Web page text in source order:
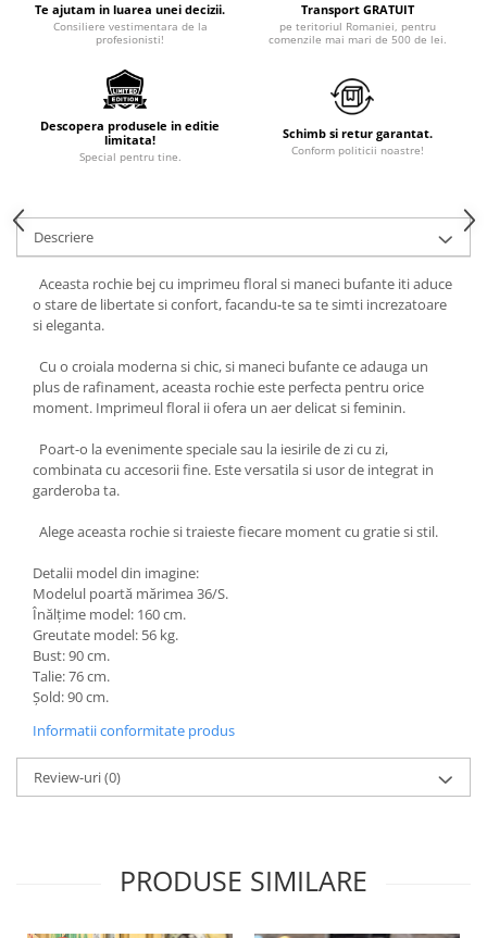
Te ajutam in luarea unei decizii.
Consiliere vestimentara de la
profesionisti!
Transport GRATUIT
pe teritoriul Romaniei, pentru
comenzile mai mari de 500 de lei.
Descopera produsele in editie
limitata!
Special pentru tine.
Schimb si retur garantat.
Conform politicii noastre!
Descriere
Aceasta rochie bej cu imprimeu floral si maneci bufante iti aduce
o stare de libertate si confort, facandu-te sa te simti increzatoare
si eleganta.
Cu o croiala moderna si chic, si maneci bufante ce adauga un
plus de rafinament, aceasta rochie este perfecta pentru orice
moment. Imprimeul floral ii ofera un aer delicat si feminin.
Poart-o la evenimente speciale sau la iesirile de zi cu zi,
combinata cu accesorii fine. Este versatila si usor de integrat in
garderoba ta.
Alege aceasta rochie si traieste fiecare moment cu gratie si stil.
Detalii model din imagine:
Modelul poartă mărimea 36/S.
Înălțime model: 160 cm.
Greutate model: 56 kg.
Bust: 90 cm.
Talie: 76 cm.
Șold: 90 cm.
Informatii conformitate produs
Review-uri(0)
PRODUSE SIMILARE